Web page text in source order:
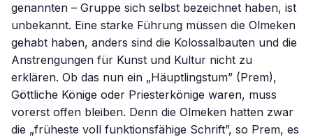
genannten – Gruppe sich selbst bezeichnet haben, ist
unbekannt. Eine starke Führung müssen die Olmeken
gehabt haben, anders sind die Kolossalbauten und die
Anstrengungen für Kunst und Kultur nicht zu
erklären. Ob das nun ein „Häuptlingstum” (Prem),
Göttliche Könige oder Priesterkönige waren, muss
vorerst offen bleiben. Denn die Olmeken hatten zwar
die „früheste voll funktionsfähige Schrift”, so Prem, es